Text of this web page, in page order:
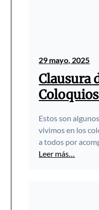
29 mayo, 2025
Clausura
Estos son
vivimos en los
a todos por
Leer más…